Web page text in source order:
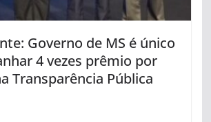
Governo de MS é único
4 vezes prêmio por
Transparência Pública